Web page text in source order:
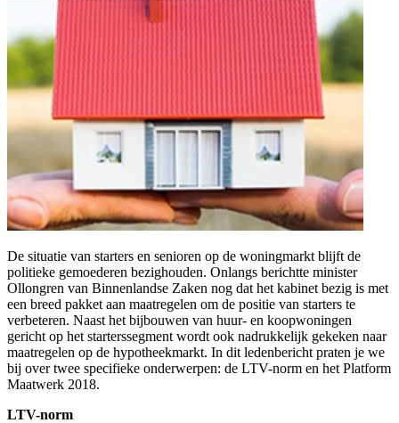
De situatie van starters en senioren op de woningmarkt blijft de
politieke gemoederen bezighouden. Onlangs berichtte minister
Ollongren van Binnenlandse Zaken nog dat het kabinet bezig is met
een breed pakket aan maatregelen om de positie van starters te
verbeteren. Naast het bijbouwen van huur- en koopwoningen
gericht op het starterssegment wordt ook nadrukkelijk gekeken naar
maatregelen op de hypotheekmarkt. In dit ledenbericht praten je we
bij over twee specifieke onderwerpen: de LTV-norm en het Platform
Maatwerk 2018.
LTV-norm